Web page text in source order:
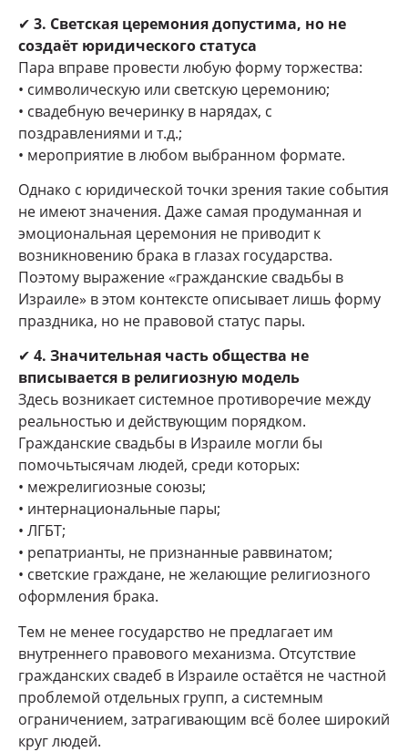
✔ 3. Светская церемония допустима, но не
создаёт юридического статуса
Пара вправе провести любую форму торжества:
• символическую или светскую церемонию;
• свадебную вечеринку в нарядах, с
поздравлениями и т.д.;
• мероприятие в любом выбранном формате.
Однако с юридической точки зрения такие события
не имеют значения. Даже самая продуманная и
эмоциональная церемония не приводит к
возникновению брака в глазах государства.
Поэтому выражение «гражданские свадьбы в
Израиле» в этом контексте описывает лишь форму
праздника, но не правовой статус пары.
✔ 4. Значительная часть общества не
вписывается в религиозную модель
Здесь возникает системное противоречие между
реальностью и действующим порядком.
Гражданские свадьбы в Израиле могли бы
помочьтысячам людей, среди которых:
• межрелигиозные союзы;
• интернациональные пары;
• ЛГБТ;
• репатрианты, не признанные раввинатом;
• светские граждане, не желающие религиозного
оформления брака.
Тем не менее государство не предлагает им
внутреннего правового механизма. Отсутствие
гражданских свадеб в Израиле остаётся не частной
проблемой отдельных групп, а системным
ограничением, затрагивающим всё более широкий
круг людей.